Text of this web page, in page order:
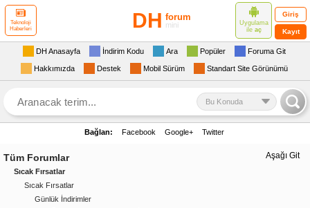
Teknoloji
Haberleri
DH forum
mini
Uygulama
ile aç
Giriş
Kayıt
DH Anasayfa İndirim Kodu Ara Popüler Foruma Git
Hakkımızda Destek Mobil Sürüm Standart Site Görünümü
Bu Konuda
Bağlan: Facebook Google+ Twitter
Aşağı Git
Tüm Forumlar
Sıcak Fırsatlar
Sıcak Fırsatlar
Günlük İndirimler